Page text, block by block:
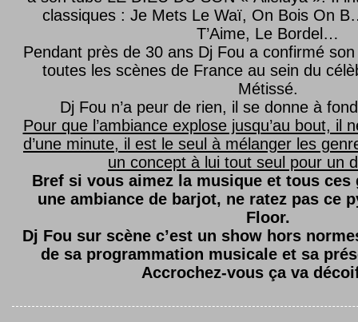
classiques : Je Mets Le Waï, On Bois On
T’Aime, Le Bordel…
Pendant près de 30 ans Dj Fou a confirmé son
toutes les scènes de France au sein du
Métissé.
Dj Fou n’a peur de rien, il se donne à
Pour que l’ambiance explose jusqu’au bout, il
d’une minute, il est le seul à mélanger les
un concept à lui tout seul pour un
Bref si vous aimez la musique et tous ces
une ambiance de barjot, ne ratez pas ce
Floor.
Dj Fou sur scène c’est un show hors
de sa programmation musicale et sa
Accrochez-vous ça va